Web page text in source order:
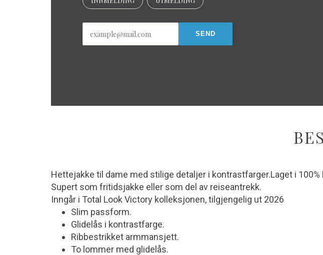
Hettejakke til dame med stilige detaljer i kontrastfarger.Laget i
Supert som fritidsjakke eller som del av reiseantrekk.
Inngår i Total Look Victory kolleksjonen, tilgjengelig ut 2026
Slim passform.
Glidelås i kontrastfarge.
Ribbestrikket armmansjett.
To lommer med glidelås.